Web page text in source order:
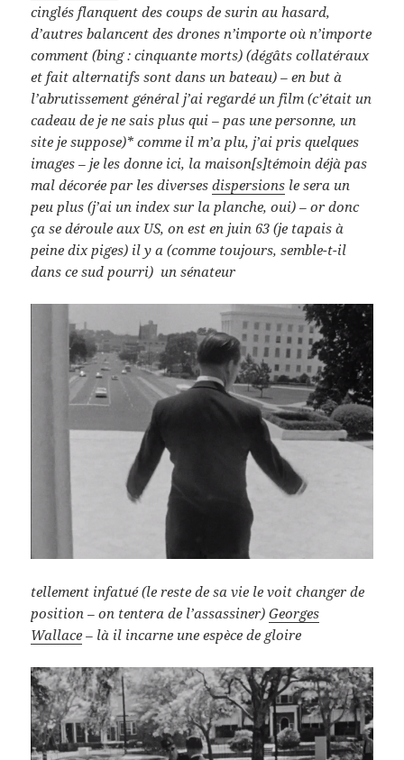
cinglés flanquent des coups de surin au hasard,
d’autres balancent des drones n’importe où n’importe
comment (bing : cinquante morts) (dégâts collatéraux
et fait alternatifs sont dans un bateau) – en but à
l’abrutissement général j’ai regardé un film (c’était un
cadeau de je ne sais plus qui – pas une personne, un
site je suppose)* comme il m’a plu, j’ai pris quelques
images – je les donne ici, la maison[s]témoin déjà pas
mal décorée par les diversesdispersions le sera un
peu plus (j’ai un index sur la planche, oui) – or donc
ça se déroule aux US, on est en juin 63 (je tapais à
peine dix piges) il y a (comme toujours, semble-t-il
dans ce sud pourri) un sénateur
tellement infatué (le reste de sa vie le voit changer de
position – on tentera de l’assassiner)Georges
Wallace – là il incarne une espèce de gloire